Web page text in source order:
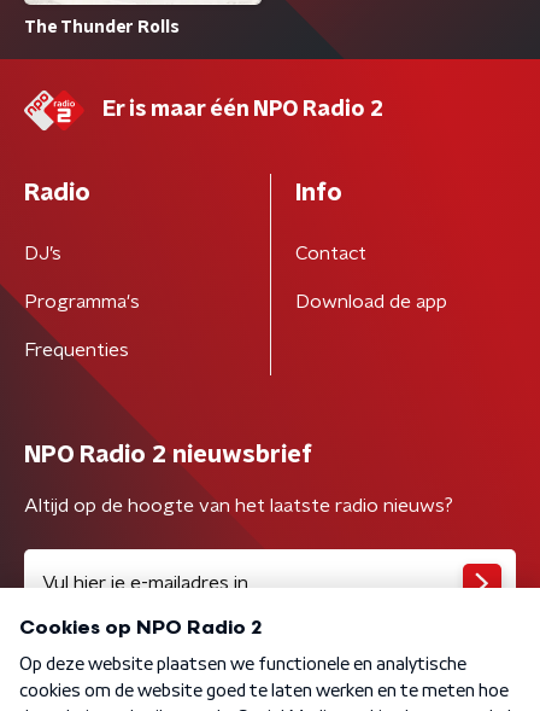
The Thunder Rolls
Er is maar één NPO Radio 2
Radio
DJ’s
Programma's
Frequenties
Info
Contact
Download de app
NPO Radio 2 nieuwsbrief
Altijd op de hoogte van het laatste radio nieuws?